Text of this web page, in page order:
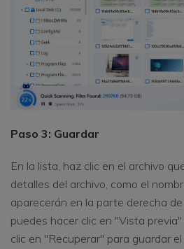
Paso 3: Guardar
En la lista, haz clic en el archivo
detalles del archivo, como el
aparecerán en la parte derecha
puedes hacer clic en "Vista
clic en "Recuperar" para guardar